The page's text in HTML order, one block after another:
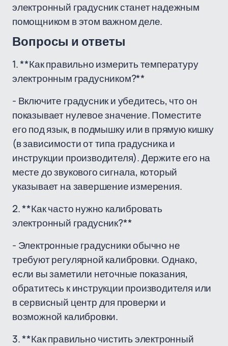
электронный градусник станет надежным
помощником в этом важном деле.
Вопросы и ответы
1. **Как правильно измерить температуру
электронным градусником?**
- Включите градусник и убедитесь, что он
показывает нулевое значение. Поместите
его под язык, в подмышку или в прямую кишку
(в зависимости от типа градусника и
инструкции производителя). Держите его на
месте до звукового сигнала, который
указывает на завершение измерения.
2. **Как часто нужно калибровать
электронный градусник?**
- Электронные градусники обычно не
требуют регулярной калибровки. Однако,
если вы заметили неточные показания,
обратитесь к инструкции производителя или
в сервисный центр для проверки и
возможной калибровки.
3. **Как правильно чистить электронный